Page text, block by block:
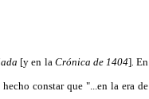
[y en la Crónica de 1404].En
hecho constar que "...en la era de